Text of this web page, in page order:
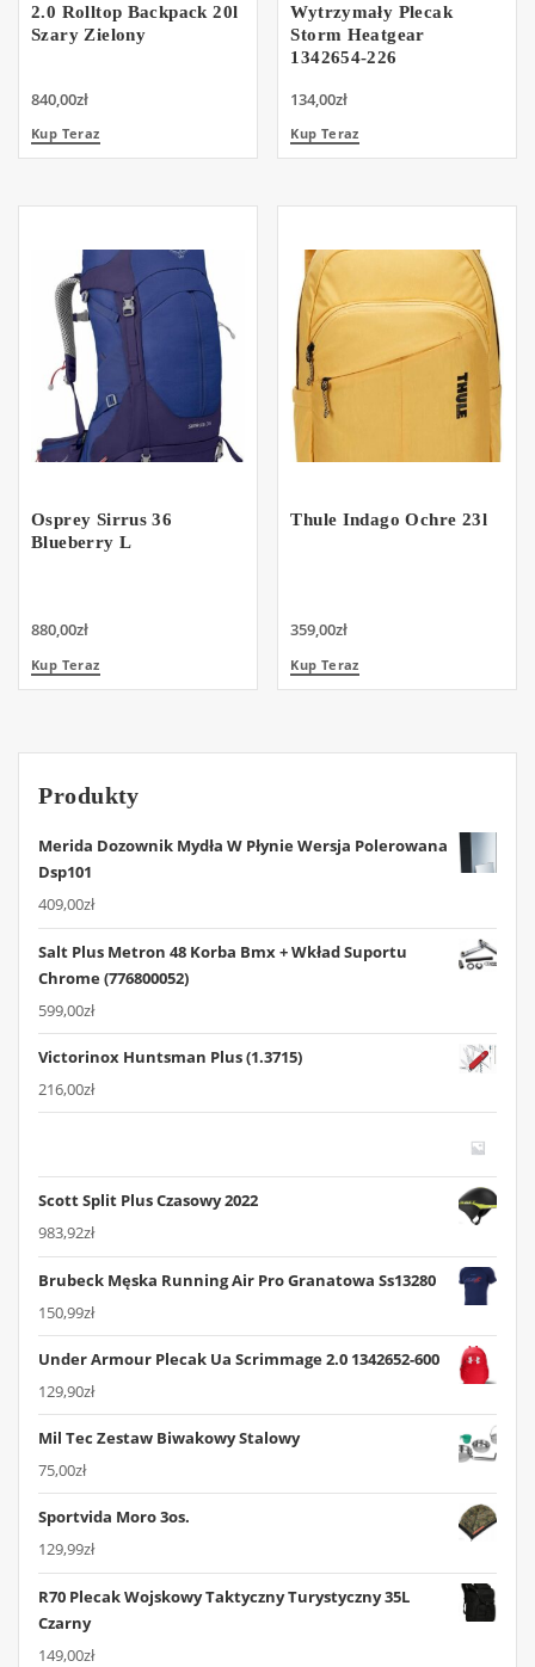
2.0 Rolltop Backpack 20l
Szary Zielony
840,00zł
Kup Teraz
Wytrzymały Plecak
Storm Heatgear
1342654-226
134,00zł
Kup Teraz
Osprey Sirrus 36
Blueberry L
880,00zł
Kup Teraz
Thule Indago Ochre 23l
359,00zł
Kup Teraz
Produkty
Merida Dozownik Mydła W Płynie Wersja Polerowana
Dsp101
409,00zł
Salt Plus Metron 48 Korba Bmx + Wkład Suportu
Chrome (776800052)
599,00zł
Victorinox Huntsman Plus (1.3715)
216,00zł
Scott Split Plus Czasowy 2022
983,92zł
Brubeck Męska Running Air Pro Granatowa Ss13280
150,99zł
Under Armour Plecak Ua Scrimmage 2.0 1342652-600
129,90zł
Mil Tec Zestaw Biwakowy Stalowy
75,00zł
Sportvida Moro 3os.
129,99zł
R70 Plecak Wojskowy Taktyczny Turystyczny 35L
Czarny
149,00zł